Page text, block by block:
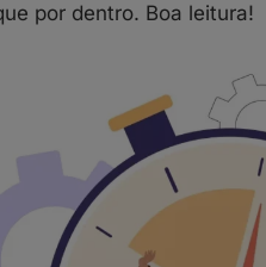
por dentro. Boa leitura!